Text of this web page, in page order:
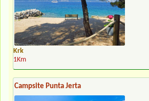
Krk
1Km
Campsite Punta Jerta